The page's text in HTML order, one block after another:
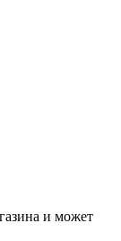
и может